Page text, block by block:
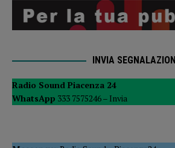
INVIA SEGNALAZIONI
Radio Sound Piacenza 24
WhatsApp 333 7575246 – Invia